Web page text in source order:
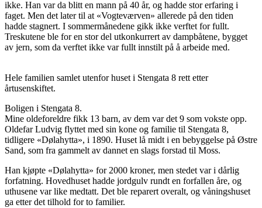
ikke. Han var da blitt en mann på 40 år, og hadde stor erfaring i
faget. Men det later til at «Vogteværven» allerede på den tiden
hadde stagnert. I sommermånedene gikk ikke verftet for fullt.
Treskutene ble for en stor del utkonkurrert av dampbåtene, bygget
av jern, som da verftet ikke var fullt innstilt på å arbeide med.
Hele familien samlet utenfor huset i Stengata 8 rett etter
årtusenskiftet.
Boligen i Stengata 8.
Mine oldeforeldre fikk 13 barn, av dem var det 9 som vokste opp.
Oldefar Ludvig flyttet med sin kone og familie til Stengata 8,
tidligere «Dølahytta», i 1890. Huset lå midt i en bebyggelse på Østre
Sand, som fra gammelt av dannet en slags forstad til Moss.
Han kjøpte «Dølahytta» for 2000 kroner, men stedet var i dårlig
forfatning. Hovedhuset hadde jordgulv rundt en forfallen åre, og
uthusene var like medtatt. Det ble reparert overalt, og våningshuset
ga etter det tilhold for to familier.